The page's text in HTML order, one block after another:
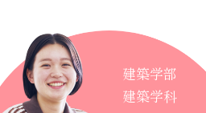
建築学部
建築学科